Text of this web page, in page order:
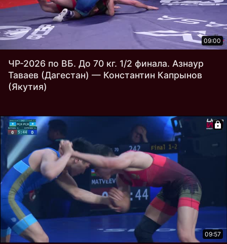
09:00
ЧР-2026 по ВБ. До 70 кг. 1/2 финала. Азнаур
Таваев (Дагестан) — Константин Капрынов
(Якутия)
09:57